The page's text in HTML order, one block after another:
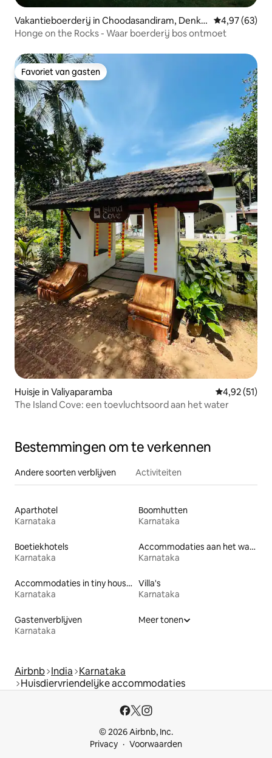
Vakantieboerderij in Choodasandiram, Denka
nikottai Taluk
Gemiddelde
4,97 (63)
Honge on the Rocks - Waar boerderij bos ontmoet
Favoriet van gasten
Favoriet van gasten
Huisje in Valiyaparamba Gemiddelde
4,92 (51)
The Island Cove: een toevluchtsoord aan het water
Bestemmingen om te verkennen
Andere soorten verblijven Activiteiten
Aparthotel
Karnataka
Boomhutten
Karnataka
Boetiekhotels
Karnataka
Accommodaties aan het water
Karnataka
Accommodaties in tiny houses
Karnataka
Villa's
Karnataka
Gastenverblijven
Karnataka
Meer tonen
Airbnb India Karnataka
Huisdiervriendelijke accommodaties
© 2026 Airbnb, Inc.
Privacy
Voorwaarden